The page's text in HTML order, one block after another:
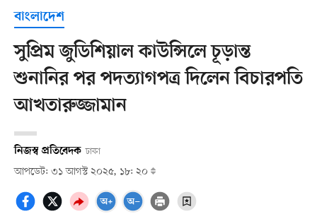
বাংলাদেশ
সুপ্রিম জুডিশিয়াল কাউন্সিলে চূড়ান্ত
শুনানির পর পদত্যাগপত্র দিলেন বিচারপতি
আখতারুজ্জামান
নিজস্ব প্রতিবেদক ঢাকা
আপডেট: ৩১ আগস্ট ২০২৫, ১৮: ২০